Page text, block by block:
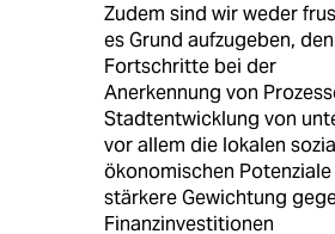
Zudem sind wir weder
es Grund aufzugeben,
Fortschritte bei der
Anerkennung von
Stadtentwicklung von
vor allem die lokalen
ökonomischen Potenziale
stärkere Gewichtung
Finanzinvestitionen